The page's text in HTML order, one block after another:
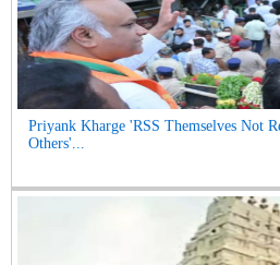
Priyank Kharge 'RSS Themselves Not
Others'...